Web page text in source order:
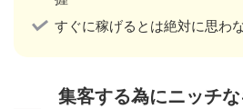
すぐに稼げるとは絶対に思わ
集客する為にニッチ